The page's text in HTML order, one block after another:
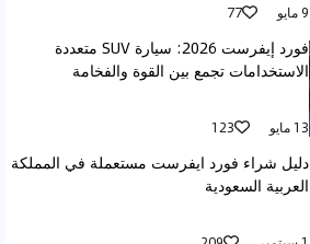
9 مايو 77
فورد إيفرست 2026: سيارة SUV متعددة
الاستخدامات تجمع بين القوة والفخامة
13 مايو 123
دليل شراء فورد ايفرست مستعملة في المملكة
العربية السعودية